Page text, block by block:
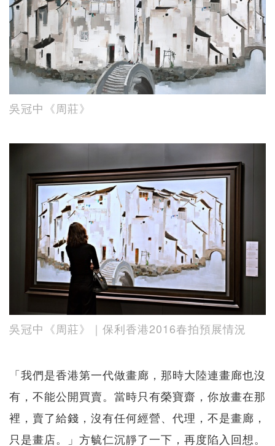
吳冠中《周莊》
吳冠中《周莊》｜保利香港2016春拍預展情況
「我們是香港第一代做畫廊，那時大陸連畫廊也沒
有，不能公開買賣。當時只有榮寶齋，你放畫在那
裡，賣了給錢，沒有任何經營、代理，不是畫廊，
只是畫店。」方毓仁沉靜了一下，再度陷入回想。